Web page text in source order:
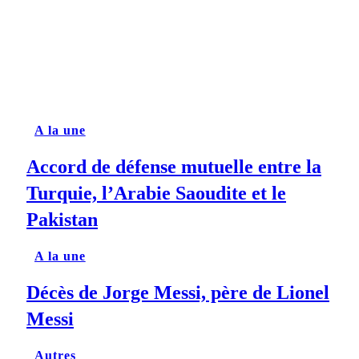
A la une
Accord de défense mutuelle entre la
Turquie, l’Arabie Saoudite et le
Pakistan
A la une
Décès de Jorge Messi, père de Lionel
Messi
Autres